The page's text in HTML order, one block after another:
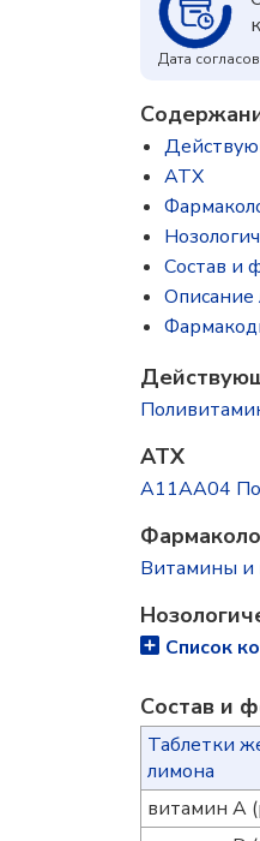
Дата
ATX
Состав и
ATX
A11AA04
Витамины и
Список
Состав и
Таблетки
лимона
витамин A